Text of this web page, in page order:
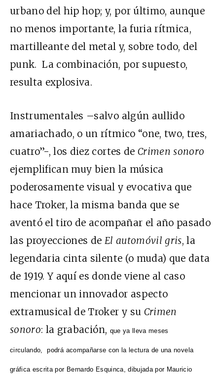
urbano del hip hop; y, por último, aunque
no menos importante, la furia rítmica,
martilleante del metal y, sobre todo, del
punk. La combinación, por supuesto,
resulta explosiva.
Instrumentales –salvo algún aullido
amariachado, o un rítmico “one, two, tres,
cuatro”-, los diez cortes de Crimen sonoro
ejemplifican muy bien la música
poderosamente visual y evocativa que
hace Troker, la misma banda que se
aventó el tiro de acompañar el año pasado
las proyecciones de El automóvil gris, la
legendaria cinta silente (o muda) que data
de 1919. Y aquí es donde viene al caso
mencionar un innovador aspecto
extramusical de Troker y su Crimen
sonoro: la grabación, que ya lleva meses
circulando, podrá acompañarse con la lectura de una novela
gráfica escrita por Bernardo Esquinca, dibujada por Mauricio